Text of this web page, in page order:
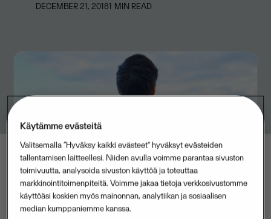
DECEMBER 21, 20181 MIN READ
Käytämme evästeitä
Valitsemalla “Hyväksy kaikki evästeet” hyväksyt evästeiden
tallentamisen laitteellesi. Niiden avulla voimme parantaa sivuston
toimivuutta, analysoida sivuston käyttöä ja toteuttaa
markkinointitoimenpiteitä. Voimme jakaa tietoja verkkosivustomme
käyttöäsi koskien myös mainonnan, analytiikan ja sosiaalisen
median kumppaniemme kanssa.